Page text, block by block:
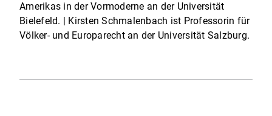
Amerikas in der Vormoderne an der Universität
Bielefeld. | Kirsten Schmalenbach ist Professorin für
Völker- und Europarecht an der Universität Salzburg.